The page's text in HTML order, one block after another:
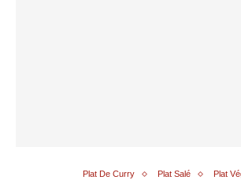
Plat De Curry Plat Salé Plat